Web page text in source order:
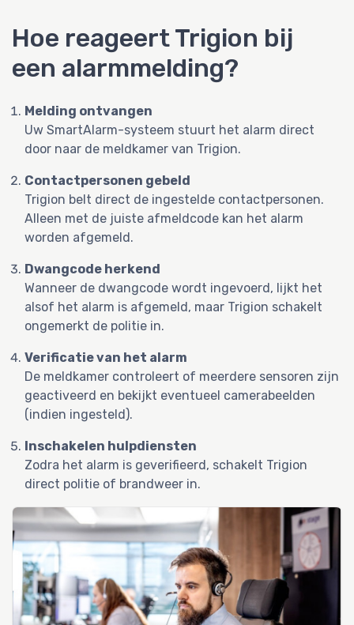
Hoe reageert Trigion bij
een alarmmelding?
Melding ontvangen
Uw SmartAlarm-systeem stuurt het alarm direct
door naar de meldkamer van Trigion.
Contactpersonen gebeld
Trigion belt direct de ingestelde contactpersonen.
Alleen met de juiste afmeldcode kan het alarm
worden afgemeld.
Dwangcode herkend
Wanneer de dwangcode wordt ingevoerd, lijkt het
alsof het alarm is afgemeld, maar Trigion schakelt
ongemerkt de politie in.
Verificatie van het alarm
De meldkamer controleert of meerdere sensoren zijn
geactiveerd en bekijkt eventueel camerabeelden
(indien ingesteld).
Inschakelen hulpdiensten
Zodra het alarm is geverifieerd, schakelt Trigion
direct politie of brandweer in.